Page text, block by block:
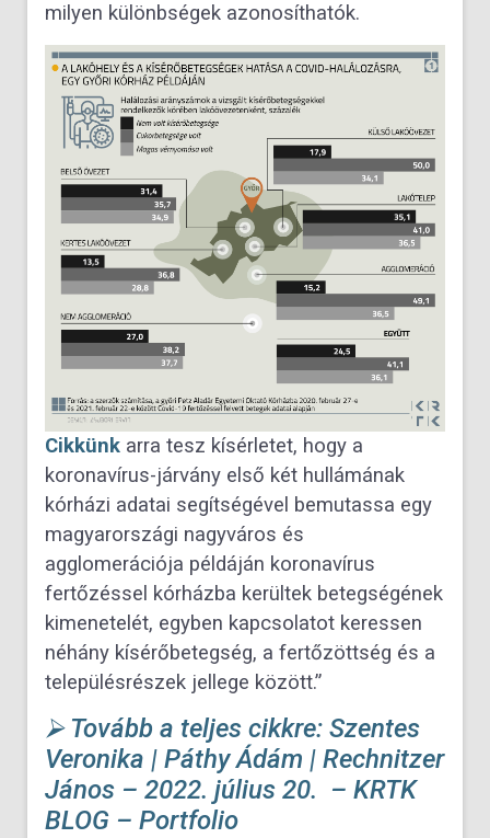
milyen különbségek azonosíthatók.
Cikkünk arra tesz kísérletet, hogy a
koronavírus-járvány első két hullámának
kórházi adatai segítségével bemutassa egy
magyarországi nagyváros és
agglomerációja példáján koronavírus
fertőzéssel kórházba kerültek betegségének
kimenetelét, egyben kapcsolatot keressen
néhány kísérőbetegség, a fertőzöttség és a
településrészek jellege között.”
⮚ Tovább a teljes cikkre: Szentes
Veronika | Páthy Ádám | Rechnitzer
János – 2022. július 20. – KRTK
BLOG – Portfolio